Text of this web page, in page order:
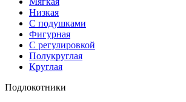
Низкая
С подушками
Фигурная
С регулировкой
Полукруглая
Круглая
Подлокотники